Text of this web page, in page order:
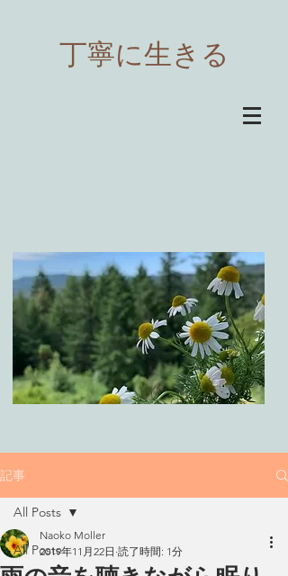
​丁寧に生きる
記事
All Posts
All Posts
Naoko Moller
2019年11月22日 読了時間: 1分